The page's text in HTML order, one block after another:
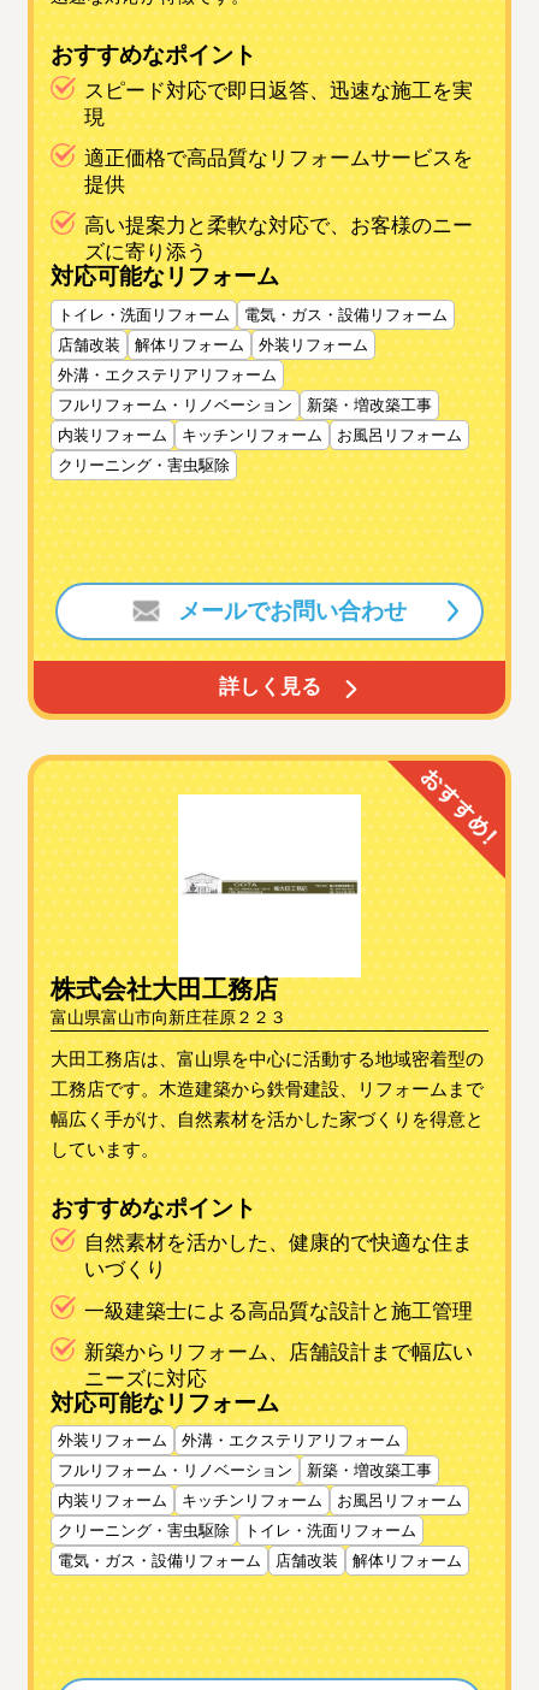
おすすめなポイント
スピード対応で即日返答、迅速な施工を実
現
適正価格で高品質なリフォームサービスを
提供
高い提案力と柔軟な対応で、お客様のニー
ズに寄り添う
対応可能なリフォーム
トイレ・洗面リフォーム
電気・ガス・設備リフォーム
店舗改装
解体リフォーム
外装リフォーム
外溝・エクステリアリフォーム
フルリフォーム・リノベーション
新築・増改築工事
内装リフォーム
キッチンリフォーム
お風呂リフォーム
クリーニング・害虫駆除
詳しく見る
メールでお問い合わせ
株式会社大田工務店
富山県富山市向新庄荏原２２３
大田工務店は、富山県を中心に活動する地域密着型の
工務店です。木造建築から鉄骨建設、リフォームまで
幅広く手がけ、自然素材を活かした家づくりを得意と
しています。
おすすめなポイント
自然素材を活かした、健康的で快適な住ま
いづくり
一級建築士による高品質な設計と施工管理
新築からリフォーム、店舗設計まで幅広い
ニーズに対応
対応可能なリフォーム
外装リフォーム
外溝・エクステリアリフォーム
フルリフォーム・リノベーション
新築・増改築工事
内装リフォーム
キッチンリフォーム
お風呂リフォーム
クリーニング・害虫駆除
トイレ・洗面リフォーム
電気・ガス・設備リフォーム
店舗改装 解体リフォーム